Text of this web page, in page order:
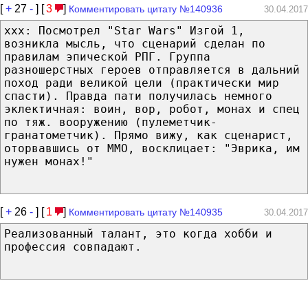
[+ 27 - ] [3 ] Комментировать цитату №140936 30.04.2017
ххх: Посмотрел "Star Wars" Изгой 1,
возникла мысль, что сценарий сделан по
правилам эпической РПГ. Группа
разношерстных героев отправляется в дальний
поход ради великой цели (практически мир
спасти). Правда пати получилась немного
эклектичная: воин, вор, робот, монах и спец
по тяж. вооружению (пулеметчик-
гранатометчик). Прямо вижу, как сценарист,
оторвавшись от ММО, восклицает: "Эврика, им
нужен монах!"
[+ 26 - ] [ 1 ] Комментировать цитату №140935 30.04.2017
Реализованный талант, это когда хобби и
профессия совпадают.